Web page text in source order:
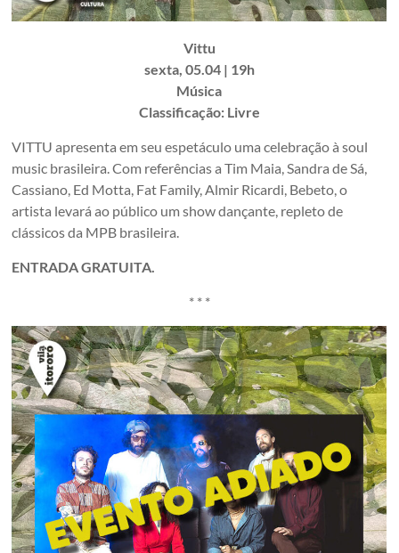
Vittu
sexta, 05.04 | 19h
Música
Classificação: Livre
VITTU apresenta em seu espetáculo uma celebração à soul
music brasileira. Com referências a Tim Maia, Sandra de Sá,
Cassiano, Ed Motta, Fat Family, Almir Ricardi, Bebeto, o
artista levará ao público um show dançante, repleto de
clássicos da MPB brasileira.
ENTRADA GRATUITA.
* * *